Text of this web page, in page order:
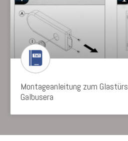
Montageanleitung zum
Galbusera